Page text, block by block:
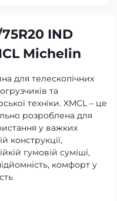
IND
Michelin
для телескопічних
та
техніки. XMCL – це
розроблена для
у важких
конструкції,
гумовій суміші,
комфорт у